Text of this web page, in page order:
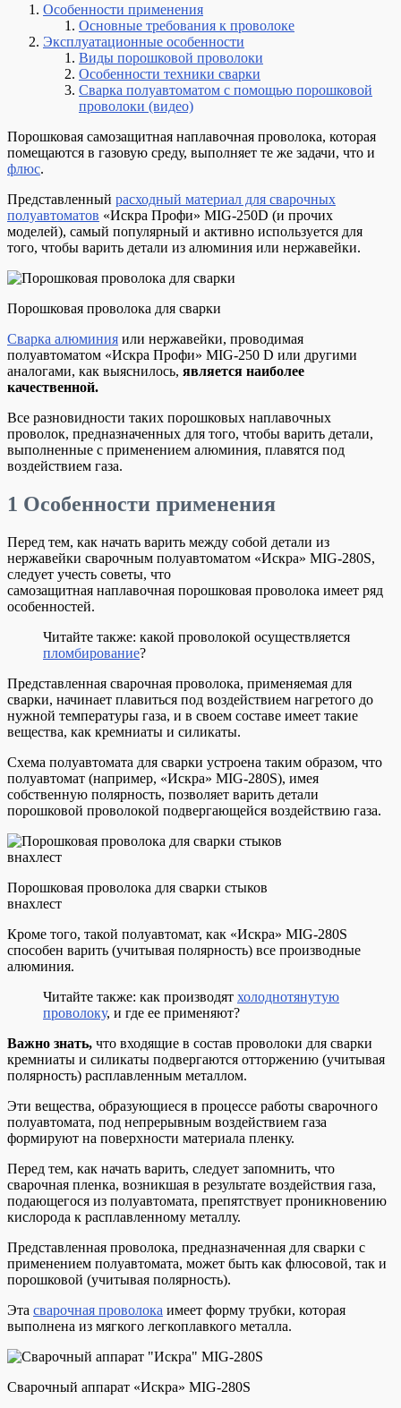
Особенности применения
Основные требования к проволоке
Эксплуатационные особенности
Виды порошковой проволоки
Особенности техники сварки
Сварка полуавтоматом с помощью порошковой
проволоки (видео)
Порошковая самозащитная наплавочная проволока, которая
помещаются в газовую среду, выполняет те же задачи, что и
флюс.
Представленный расходный материал для сварочных
полуавтоматов «Искра Профи» MIG-250D (и прочих
моделей), самый популярный и активно используется для
того, чтобы варить детали из алюминия или нержавейки.
Порошковая проволока для сварки
Сварка алюминия или нержавейки, проводимая
полуавтоматом «Искра Профи» MIG-250 D или другими
аналогами, как выяснилось, является наиболее
качественной.
Все разновидности таких порошковых наплавочных
проволок, предназначенных для того, чтобы варить детали,
выполненные с применением алюминия, плавятся под
воздействием газа.
1 Особенности применения
Перед тем, как начать варить между собой детали из
нержавейки сварочным полуавтоматом «Искра» MIG-280S,
следует учесть советы, что
самозащитная наплавочная порошковая проволока имеет ряд
особенностей.
Читайте также: какой проволокой осуществляется
пломбирование?
Представленная сварочная проволока, применяемая для
сварки, начинает плавиться под воздействием нагретого до
нужной температуры газа, и в своем составе имеет такие
вещества, как кремниаты и силикаты.
Схема полуавтомата для сварки устроена таким образом, что
полуавтомат (например, «Искра» MIG-280S), имея
собственную полярность, позволяет варить детали
порошковой проволокой подвергающейся воздействию газа.
Порошковая проволока для сварки стыков
внахлест
Кроме того, такой полуавтомат, как «Искра» MIG-280S
способен варить (учитывая полярность) все производные
алюминия.
Читайте также: как производят холоднотянутую
проволоку, и где ее применяют?
Важно знать, что входящие в состав проволоки для сварки
кремниаты и силикаты подвергаются отторжению (учитывая
полярность) расплавленным металлом.
Эти вещества, образующиеся в процессе работы сварочного
полуавтомата, под непрерывным воздействием газа
формируют на поверхности материала пленку.
Перед тем, как начать варить, следует запомнить, что
сварочная пленка, возникшая в результате воздействия газа,
подающегося из полуавтомата, препятствует проникновению
кислорода к расплавленному металлу.
Представленная проволока, предназначенная для сварки с
применением полуавтомата, может быть как флюсовой, так и
порошковой (учитывая полярность).
Эта сварочная проволока имеет форму трубки, которая
выполнена из мягкого легкоплавкого металла.
Сварочный аппарат «Искра» MIG-280S